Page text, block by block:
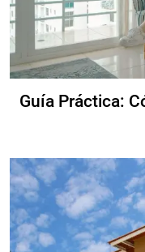
Guía Práctica: